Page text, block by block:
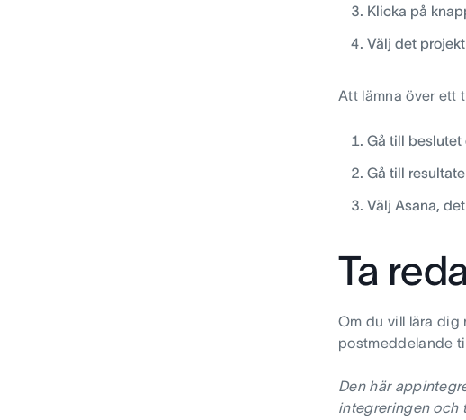
Klicka på
Välj det
Att lämna över ett
Gå till beslutet
Gå till
Välj Asana,
Ta
Om du vill lära dig
postmeddelande
Den här
integreringen och